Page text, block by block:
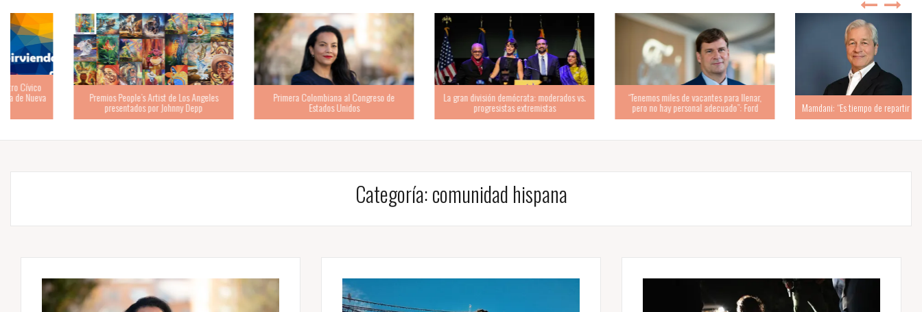
Premios People’s Artist de Los Angeles
presentados por Johnny Depp
Primera Colombiana al Congreso de La gran división demócrata: moderados vs.
progresistas extremistas
“Tenemos miles de vacantes para llenar,
pero no hay personal adecuado”: Ford Mamdani: “Es tiempo de repartir la riqueza”
Categoría:comunidad hispana